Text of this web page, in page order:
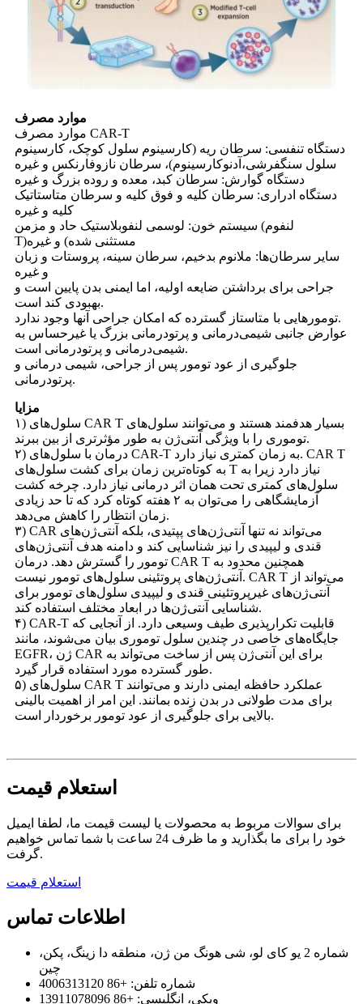
موارد مصرف
موارد مصرف CAR-T
دستگاه تنفسی: سرطان ریه (کارسینوم سلول کوچک، کارسینوم
سلول سنگفرشی، آدنوکارسینوم)، سرطان نازوفارنکس و غیره
دستگاه گوارش: سرطان کبد، معده و روده بزرگ و غیره
دستگاه ادراری: سرطان کلیه و فوق کلیه و سرطان متاستاتیک
کلیه و غیره
سیستم خون: لوسمی لنفوبلاستیک حاد و مزمن (لنفوم
T)مستثنی شده) و غیره
سایر سرطان‌ها: ملانوم بدخیم، سرطان سینه، پروستات و زبان
و غیره
جراحی برای برداشتن ضایعه اولیه، اما ایمنی بدن پایین است و
بهبودی کند است.
تومورهایی با متاستاز گسترده که امکان جراحی آنها وجود ندارد.
عوارض جانبی شیمی‌درمانی و پرتودرمانی بزرگ یا غیرحساس به
شیمی‌درمانی و پرتودرمانی است.
جلوگیری از عود تومور پس از جراحی، شیمی درمانی و
پرتودرمانی.
مزایا
۱) سلول‌های CAR T بسیار هدفمند هستند و می‌توانند سلول‌های
توموری را با ویژگی آنتی‌ژن به طور مؤثرتری از بین ببرند.
۲) درمان با سلول‌های CAR-T به زمان کمتری نیاز دارد. CAR T
به کوتاه‌ترین زمان برای کشت سلول‌های T نیاز دارد زیرا به
سلول‌های کمتری تحت همان اثر درمانی نیاز دارد. چرخه کشت
آزمایشگاهی را می‌توان به ۲ هفته کوتاه کرد که تا حد زیادی
زمان انتظار را کاهش می‌دهد.
۳) CAR می‌تواند نه تنها آنتی‌ژن‌های پپتیدی، بلکه آنتی‌ژن‌های
قندی و لیپیدی را نیز شناسایی کند و دامنه هدف آنتی‌ژن‌های
تومور را گسترش دهد. درمان CAR T همچنین محدود به
آنتی‌ژن‌های پروتئینی سلول‌های تومور نیست. CAR T می‌تواند از
آنتی‌ژن‌های غیرپروتئینی قندی و لیپیدی سلول‌های تومور برای
شناسایی آنتی‌ژن‌ها در ابعاد مختلف استفاده کند.
۴) CAR-T قابلیت تکرارپذیری طیف وسیعی دارد. از آنجایی که
جایگاه‌های خاصی در چندین سلول توموری بیان می‌شوند، مانند
EGFR، ژن CAR برای این آنتی‌ژن پس از ساخت می‌تواند به
طور گسترده مورد استفاده قرار گیرد.
۵) سلول‌های CAR T عملکرد حافظه ایمنی دارند و می‌توانند
برای مدت طولانی در بدن زنده بمانند. این امر از اهمیت بالینی
بالایی برای جلوگیری از عود تومور برخوردار است.
استعلام قیمت
برای سوالات مربوط به محصولات یا لیست قیمت ما، لطفا ایمیل
خود را برای ما بگذارید و ما ظرف 24 ساعت با شما تماس خواهیم
گرفت.
استعلام قیمت
اطلاعات تماس
شماره 2 یو کای لو، شی هونگ من ژن، منطقه دا زینگ، پکن،
چین
شماره تلفن: +86 4006313120
ویکی، انگلیسی: +86 13911078096